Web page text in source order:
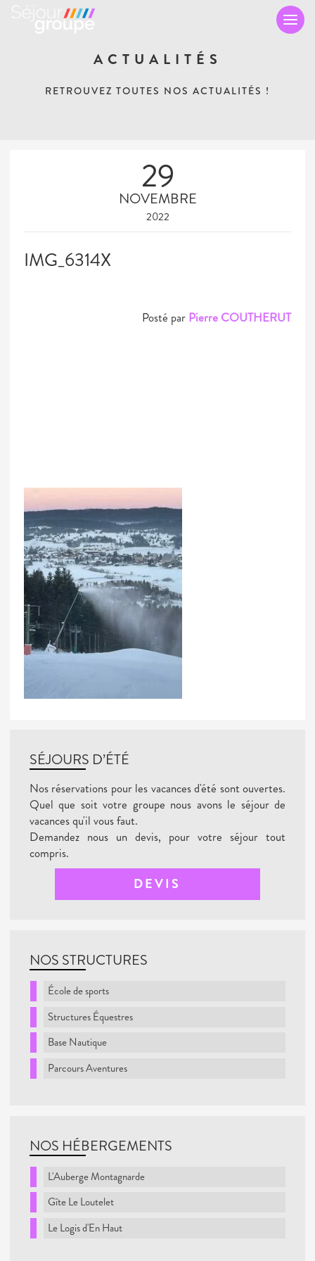
ACTUALITÉS
RETROUVEZ TOUTES NOS ACTUALITÉS !
29
NOVEMBRE
2022
IMG_6314X
Posté par Pierre COUTHERUT
SÉJOURS D’ÉTÉ
Nos réservations pour les vacances d'été sont ouvertes.
Quel que soit votre groupe nous avons le séjour de
vacances qu'il vous faut.
Demandez nous un devis, pour votre séjour tout
compris.
DEVIS
NOS STRUCTURES
École de sports
Structures Équestres
Base Nautique
Parcours Aventures
NOS HÉBERGEMENTS
L'Auberge Montagnarde
Gîte Le Loutelet
Le Logis d'En Haut